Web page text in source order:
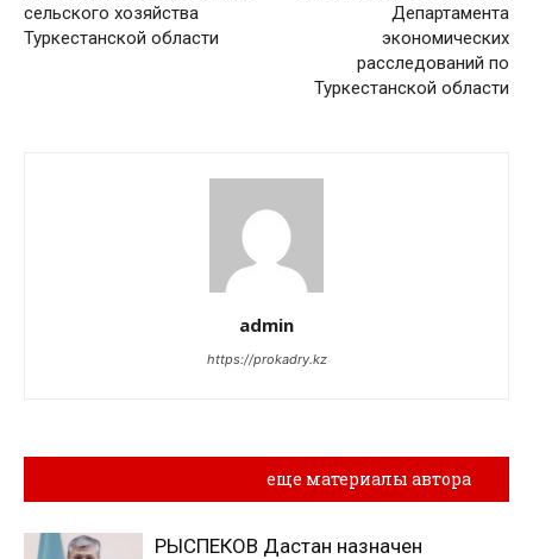
сельского хозяйства
Туркестанской области
Департамента
экономических
расследований по
Туркестанской области
admin
https://prokadry.kz
еще материалы автора
РЫСПЕКОВ Дастан назначен